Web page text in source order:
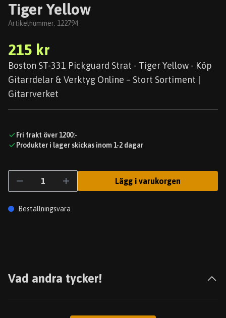
Tiger Yellow
Artikelnummer: 122794
215 kr
Boston ST-331 Pickguard Strat - Tiger Yellow - Köp
Gitarrdelar & Verktyg Online – Stort Sortiment |
Gitarrverket
Fri frakt över 1200:-
Produkter i lager skickas inom 1-2 dagar
Lägg i varukorgen
Beställningsvara
Vad andra tycker!